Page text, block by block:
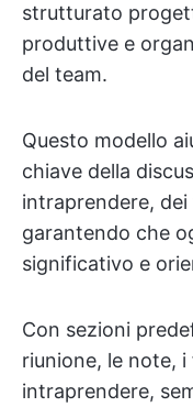
strutturato
produttive e
del team.
Questo modello
chiave della
intraprendere,
garantendo che
significativo e
Con sezioni
riunione, le note,
intraprendere,